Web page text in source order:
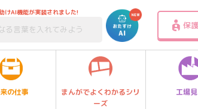
けAI機能が実装されました!
保
の仕事
まんがでよくわかるシリ
ーズ
工場